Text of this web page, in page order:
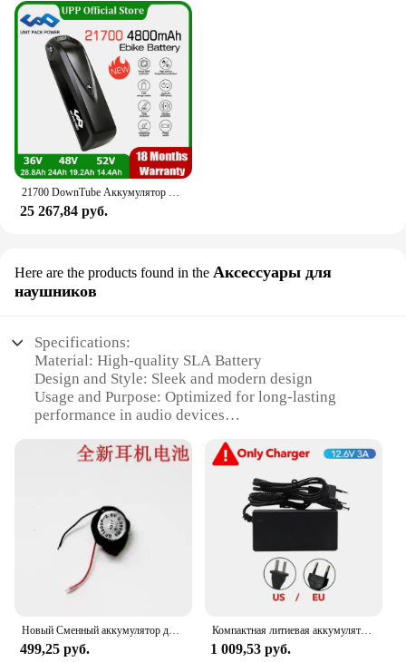
21700 DownTube Аккумулятор для электровелосипеда Hailong 36 В 48 В 52 В 14,4 Ач 19,2 Ач 28,8 Ач L-G Te-sla Pack для двигателя 1500 Вт 1000 Вт 750 Вт 500 Вт 350 Вт 250 Вт
25 267,84 руб.
Here are the products found in the Аксессуары для
наушников
Specifications:
Material: High-quality SLA Battery
Design and Style: Sleek and modern design
Usage and Purpose: Optimized for long-lasting
performance in audio devices
extended usage
Parts and Accessories: Comes with necessary
Typical Adaptive Scenario: Ideal for various audio
devices, including headphones and speakers
Features:
**Reliable Performance and Durability**
Crafted with the latest advancements in battery
durable power source for your audio devices. The
high-quality SLA Battery is engineered to provide
Новый Сменный аккумулятор для Bluetooth-гарнитуры OPPO Enco W51
499,25 руб.
Компактная литиевая аккумуляторная батарея 12 В, 150 Ач, встроенный глубокий цикл BMS, идеально подходит для ИБП-системы, замены SLA, радио, солнечной системы
1 009,53 руб.